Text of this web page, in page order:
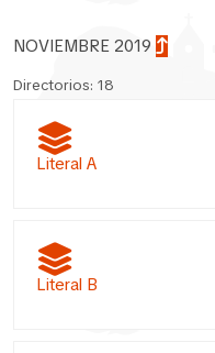
NOVIEMBRE 2019
Directorios: 18
Literal A
Literal B